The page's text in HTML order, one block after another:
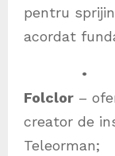
pentru
acordat
Folclor –
creator de
Teleorman;